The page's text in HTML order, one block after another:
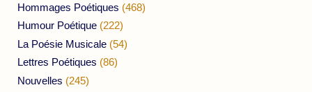
Hommages Poétiques (468)
Humour Poétique (222)
La Poésie Musicale (54)
Lettres Poétiques (86)
Nouvelles (245)